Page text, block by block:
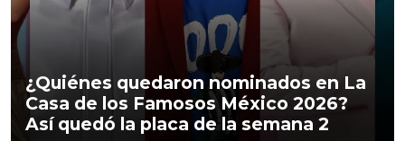
¿Quiénes quedaron nominados en La
Casa de los Famosos México 2026?
Así quedó la placa de la semana 2